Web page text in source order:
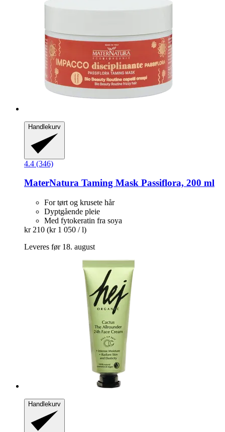
Handlekurv
4.4 (346)
MaterNatura Taming Mask Passiflora, 200 ml
For tørt og krusete hår
Dyptgående pleie
Med fytokeratin fra soya
kr 210 (kr 1 050 / l)
Leveres før 18. august
Handlekurv